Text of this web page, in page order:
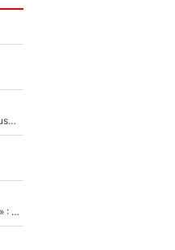
«Détester à vie», Stéphane Guy dans une embrouille à cause du PSG !
Mercato - OM - «Dès que je prends un club, je t’appellerai» : La promesse de Marcelino au moment de claquer la porte